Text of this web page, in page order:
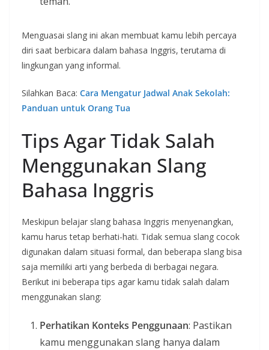
Menguasai slang ini akan membuat kamu lebih percaya
diri saat berbicara dalam bahasa Inggris, terutama di
lingkungan yang informal.
Silahkan Baca: Cara Mengatur Jadwal Anak Sekolah:
Panduan untuk Orang Tua
Tips Agar Tidak Salah
Menggunakan Slang
Bahasa Inggris
Meskipun belajar slang bahasa Inggris menyenangkan,
kamu harus tetap berhati-hati. Tidak semua slang cocok
digunakan dalam situasi formal, dan beberapa slang bisa
saja memiliki arti yang berbeda di berbagai negara.
Berikut ini beberapa tips agar kamu tidak salah dalam
menggunakan slang:
Perhatikan Konteks Penggunaan: Pastikan
kamu menggunakan slang hanya dalam